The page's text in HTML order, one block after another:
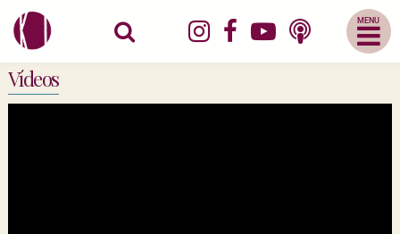
Abrir
Menu
Mobile
Vídeos